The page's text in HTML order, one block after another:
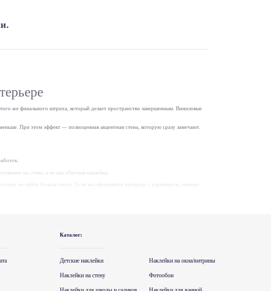
же финального штриха, который делает пространство завершенным. Виниловые
При этом эффект — полноценная акцентная стена, которую сразу замечают.
на стене, а не как обычная наклейка.
не найти больше нигде. Если вы оформляете интерьер с характером, именно
выберите цвет, соответствующий вашим обоям, мебели или общему тону
Каталог:
Детские наклейки Наклейки на окна/витрины
Наклейки на стену Фотообои